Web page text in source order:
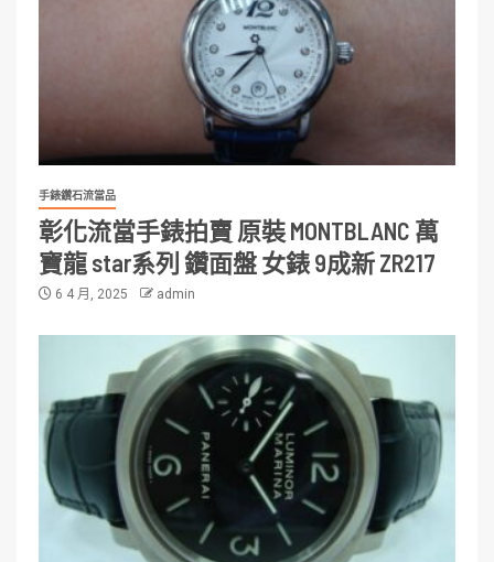
手錶鑽石流當品
彰化流當手錶拍賣 原裝 MONTBLANC 萬
寶龍 star系列 鑽面盤 女錶 9成新 ZR217
6 4 月, 2025 admin